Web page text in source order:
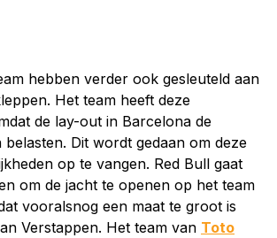
hebben verder ook gesleuteld aan
Het team heeft deze
de lay-out in Barcelona de
Dit wordt gedaan om deze
op te vangen. Red Bull gaat
om de jacht te openen op het team
vooralsnog een maat te groot is
Verstappen. Het team van Toto